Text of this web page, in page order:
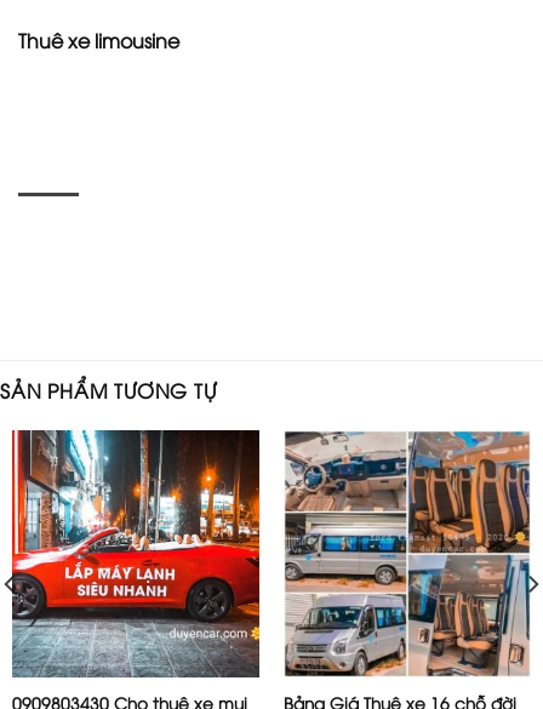
Thuê xe limousine
SẢN PHẨM TƯƠNG TỰ
0909803430 Cho thuê xe mui
Bảng Giá Thuê xe 16 chỗ đời